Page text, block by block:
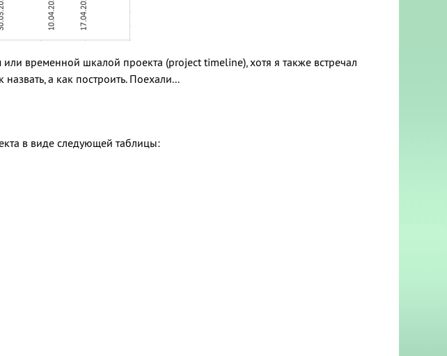
временной шкалой проекта (project timeline), хотя я также встречал
а как построить. Поехали...
в виде следующей таблицы: